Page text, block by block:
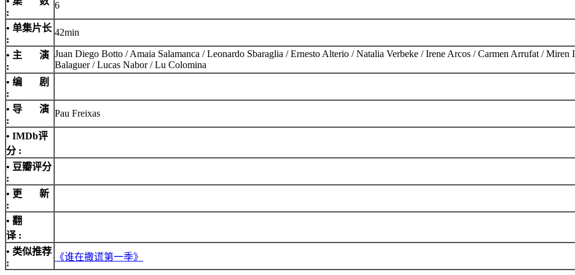
:
6
• 单集片长
:
42min
• 主 演
:
Juan Diego Botto / Amaia Salamanca / Leonardo Sbaraglia / Ernesto Alterio / Natalia Verbeke / Irene Arcos / Carmen Arrufat / Miren
Balaguer / Lucas Nabor / Lu Colomina
• 编 剧
:
• 导 演
:
Pau Freixas
• IMDb评
分 :
• 豆瓣评分
:
• 更 新
:
• 翻
译 :
• 类似推荐
:
《谁在撒谎第一季》